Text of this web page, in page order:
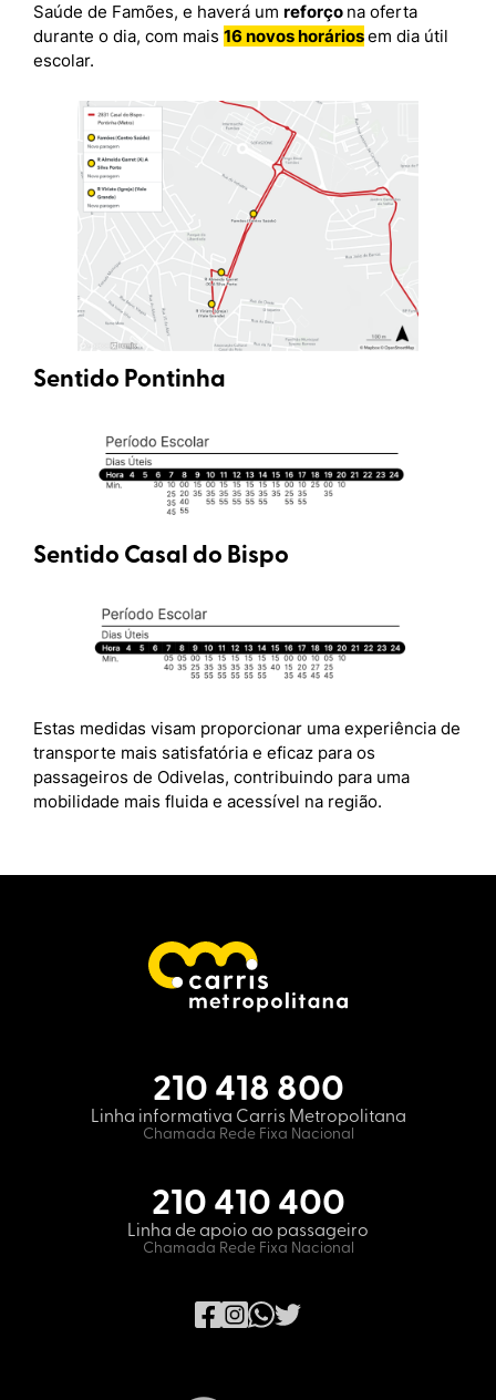
Saúde de Famões, e haverá um reforço na oferta
durante o dia, com mais 16 novos horáriosem dia útil
escolar.
Sentido Pontinha
Sentido Casal do Bispo
Estas medidas visam proporcionar uma experiência de
transporte mais satisfatória e eficaz para os
passageiros de Odivelas, contribuindo para uma
mobilidade mais fluida e acessível na região.
210 418 800
Linha informativa Carris Metropolitana
Chamada Rede Fixa Nacional
210 410 400
Linha de apoio ao passageiro
Chamada Rede Fixa Nacional